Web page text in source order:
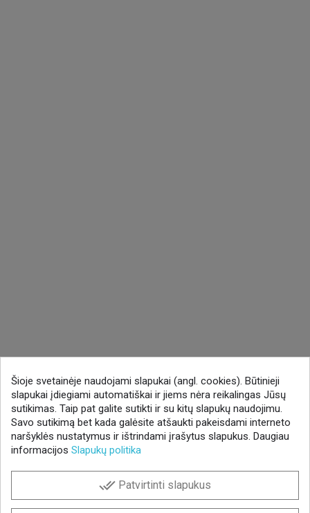
Šioje svetainėje naudojami slapukai (angl. cookies). Būtinieji
slapukai įdiegiami automatiškai ir jiems nėra reikalingas Jūsų
sutikimas. Taip pat galite sutikti ir su kitų slapukų naudojimu.
Savo sutikimą bet kada galėsite atšaukti pakeisdami interneto
naršyklės nustatymus ir ištrindami įrašytus slapukus. Daugiau
informacijos Slapukų politika
done_all Patvirtinti slapukus